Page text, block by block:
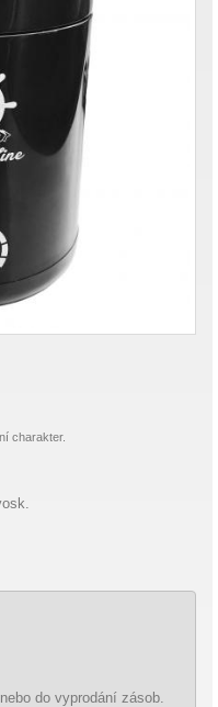
charakter.
do vyprodání zásob.